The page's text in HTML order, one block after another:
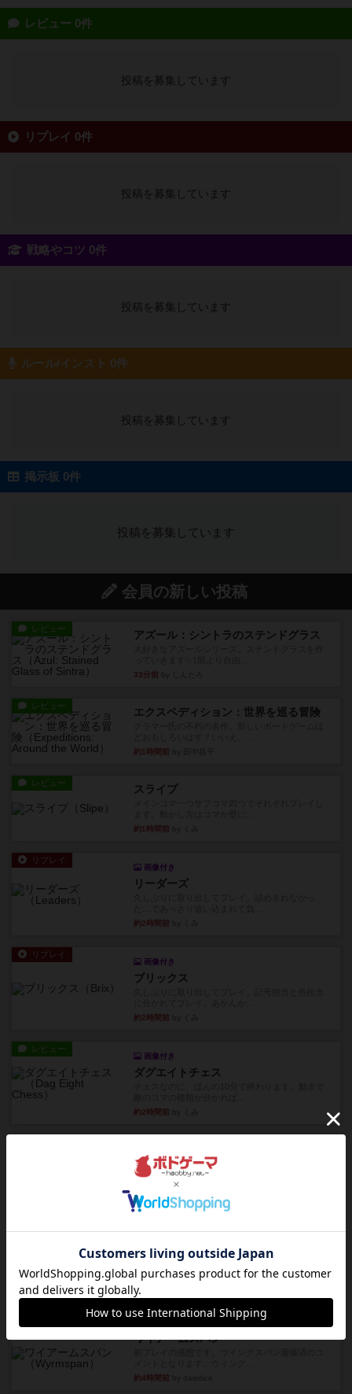
レビュー 0件
投稿を募集しています
リプレイ 0件
投稿を募集しています
戦略やコツ 0件
投稿を募集しています
ルール/インスト 0件
投稿を募集しています
掲示板 0件
投稿を募集しています
会員の新しい投稿
レビュー アズール：シントラのステンドグラス
33分前
レビュー エクスペディション：世界を巡る冒険
約1時間前
レビュー スライプ
約1時間前
リプレイ
画像付き
リーダーズ
約2時間前
リプレイ
画像付き
ブリックス
約2時間前
レビュー
画像付き
ダグエイトチェス
約2時間前
宝石の煌き：デュエル 偽造者
筆者が最も好きな2人用ボードゲームである『宝石
約3時間前by 手動人形
クランク! ：冒険者たち（拡張）
クランク！のプレイヤーごとに能力の違うキャラ
クターを使用できるようにな...
約4時間前by ぽっぽーくるっぽー
ワイアームスパン
約4時間前